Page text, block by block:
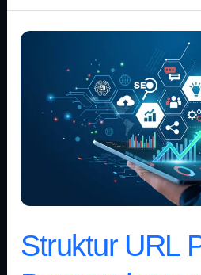
Struktur URL
Struktur
Pengaruhnya
dan